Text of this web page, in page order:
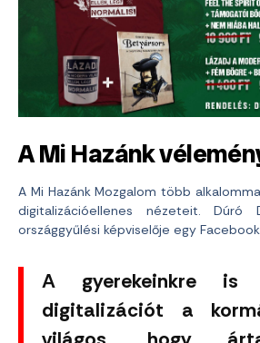
A Mi Hazánk
A Mi Hazánk Mozgalom több
digitalizációellenes nézeteit. Dúró
országgyűlési képviselője egy
A gyerekeinkre is
digitalizációt a